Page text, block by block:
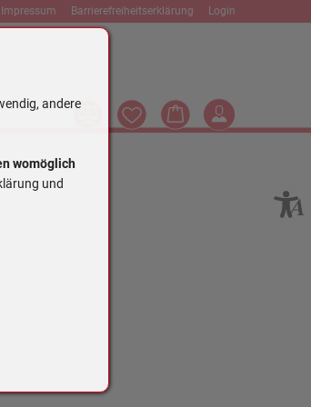
Impressum Barrierefreiheitserklärung Login
VergleichWunschlisteWarenkorbLogin
andere
womöglich
und